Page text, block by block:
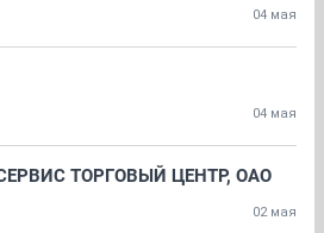
04 мая
04 мая
ТОРГОВЫЙ ЦЕНТР, ОАО
02 мая